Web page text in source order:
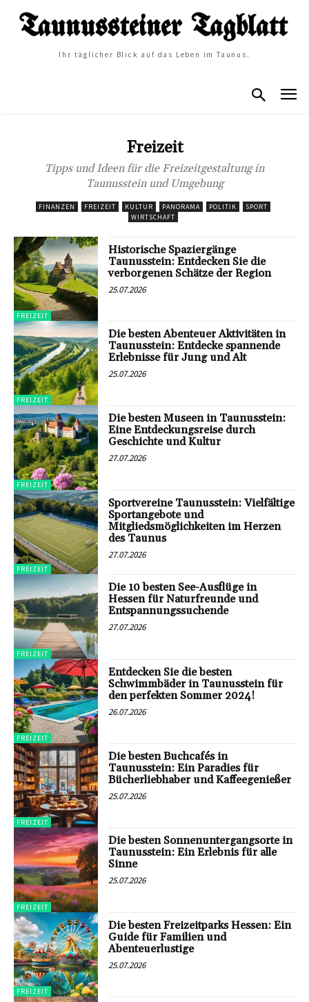
Ihr täglicher Blick auf das Leben im Taunus.
Freizeit
Tipps und Ideen für die Freizeitgestaltung in
Taunusstein und Umgebung
FINANZEN FREIZEIT KULTUR PANORAMA POLITIK
SPORT
WIRTSCHAFT
FREIZEIT
Historische Spaziergänge
Taunusstein: Entdecken Sie die
verborgenen Schätze der Region
25.07.2026
FREIZEIT
Die besten Abenteuer Aktivitäten in
Taunusstein: Entdecke spannende
Erlebnisse für Jung und Alt
25.07.2026
FREIZEIT
Die besten Museen in Taunusstein:
Eine Entdeckungsreise durch
Geschichte und Kultur
27.07.2026
FREIZEIT
Sportvereine Taunusstein: Vielfältige
Sportangebote und
Mitgliedsmöglichkeiten im Herzen
des Taunus
27.07.2026
FREIZEIT
Die 10 besten See-Ausflüge in
Hessen für Naturfreunde und
Entspannungssuchende
27.07.2026
FREIZEIT
Entdecken Sie die besten
Schwimmbäder in Taunusstein für
den perfekten Sommer 2024!
26.07.2026
FREIZEIT
Die besten Buchcafés in
Taunusstein: Ein Paradies für
Bücherliebhaber und Kaffeegenießer
25.07.2026
FREIZEIT
Die besten Sonnenuntergangsorte in
Taunusstein: Ein Erlebnis für alle
Sinne
25.07.2026
FREIZEIT
Die besten Freizeitparks Hessen: Ein
Guide für Familien und
Abenteuerlustige
25.07.2026